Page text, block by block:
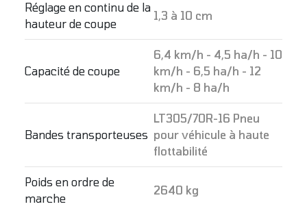
Réglage en continu de la
hauteur de coupe
1,3 à 10 cm
Capacité de coupe
6,4 km/h - 4,5 ha/h - 10
km/h - 6,5 ha/h - 12
km/h - 8 ha/h
Bandes transporteuses
LT305/70R-16 Pneu
pour véhicule à haute
flottabilité
Poids en ordre de
marche
2640 kg